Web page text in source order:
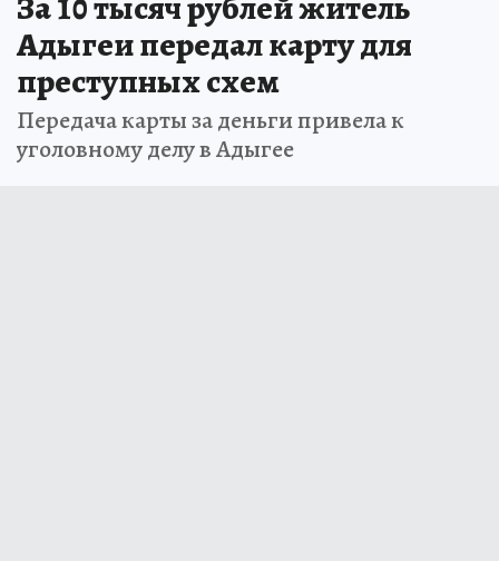
Адыгеи передал карту для
преступных схем
Передача карты за деньги привела к
уголовному делу в Адыгее